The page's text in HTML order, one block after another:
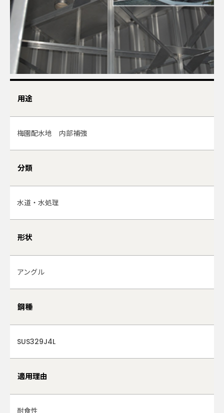
用途
梅園配水地 内部補強
分類
水道・水処理
形状
アングル
鋼種
SUS329J4L
適用理由